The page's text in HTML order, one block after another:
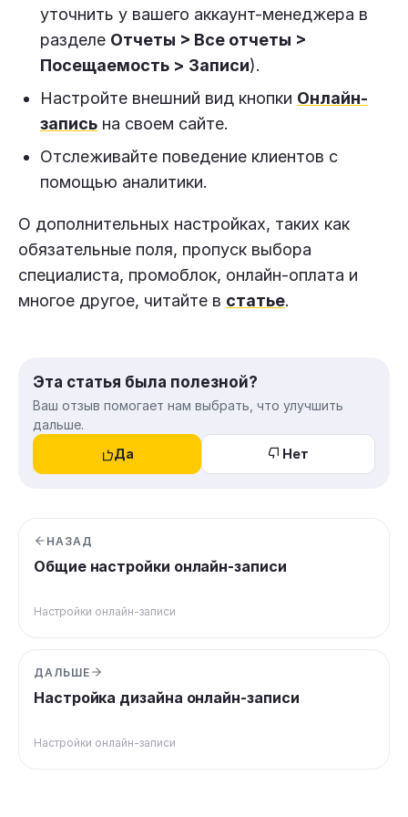
уточнить у вашего аккаунт-менеджера в
разделе Отчеты > Все отчеты >
Посещаемость > Записи).
Настройте внешний вид кнопки Онлайн-
запись на своем сайте.
Отслеживайте поведение клиентов с
помощью аналитики.
О дополнительных настройках, таких как
обязательные поля, пропуск выбора
специалиста, промоблок, онлайн-оплата и
многое другое, читайте в статье.
Эта статья была полезной?
Ваш отзыв помогает нам выбрать, что улучшить
дальше.
Да
Нет
НАЗАД
Общие настройки онлайн-записи
Настройки онлайн-записи
ДАЛЬШЕ
Настройка дизайна онлайн-записи
Настройки онлайн-записи